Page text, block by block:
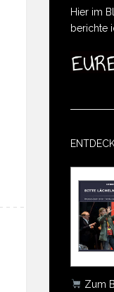
Hier im
berichte
Zum